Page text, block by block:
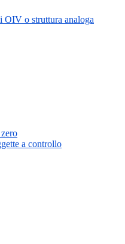
OIV o struttura analoga
a controllo